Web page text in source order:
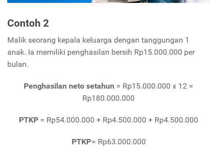
Contoh 2
Malik seorang kepala keluarga dengan tanggungan 1
anak. Ia memiliki penghasilan bersih Rp15.000.000 per
bulan.
Penghasilan neto setahun = Rp15.000.000 x 12 =
Rp180.000.000
PTKP = Rp54.000.000 + Rp4.500.000 + Rp4.500.000
PTKP= Rp63.000.000